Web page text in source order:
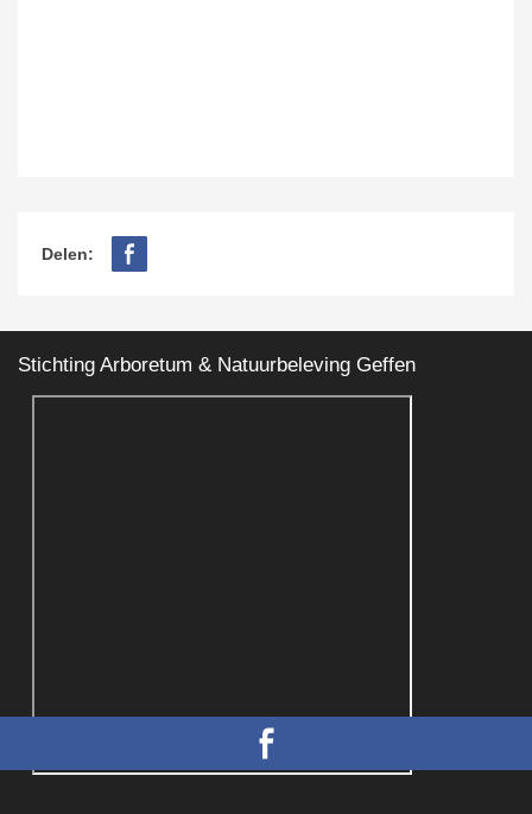
Delen:
Stichting Arboretum & Natuurbeleving Geffen